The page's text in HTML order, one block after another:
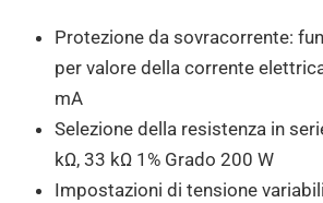
Protezione da sovracorrente:
per valore della corrente
mA
Selezione della resistenza in
kΩ, 33 kΩ 1% Grado 200 W
Impostazioni di tensione